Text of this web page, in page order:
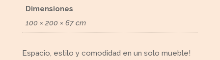
Dimensiones
100 × 200 × 67 cm
Espacio, estilo y comodidad en un solo mueble!